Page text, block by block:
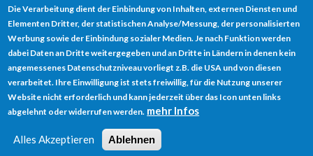
Gesperrtes Thema
Datenschutz
Die Verarbeitung dient der Einbindung von Inhalten, externen Diensten und
Elementen Dritter, der statistischen Analyse/Messung, der personalisierten
Werbung sowie der Einbindung sozialer Medien. Je nach Funktion werden
dabei Daten an Dritte weitergegeben und an Dritte in Ländern in denen kein
angemessenes Datenschutzniveau vorliegt z.B. die USA und von diesen
verarbeitet. Ihre Einwilligung ist stets freiwillig, für die Nutzung unserer
Website nicht erforderlich und kann jederzeit über das Icon unten links
abgelehnt oder widerrufen werden. mehr Infos
Alles Akzeptieren Ablehnen